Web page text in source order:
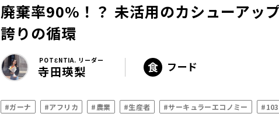
廃棄率90%！？ 未活用のカシューアッ
誇りの循環
POTƐNTIA. リーダー
寺田瑛梨 フード
#ガーナ #アフリカ #農業 #生産者 #サーキュラーエコノミー